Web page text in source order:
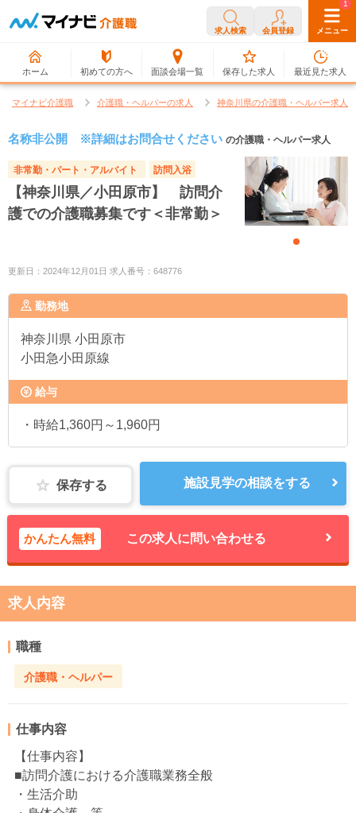
求人検索 会員登録 メニュー
ホーム 初めての方へ 面談会場一覧
0
保存した求人
1
最近見た求人
マイナビ介護職 介護職・ヘルパーの求人 神奈川県の介護職・ヘルパー求人
名称非公開 ※詳細はお問合せください の介護職・ヘルパー求人
非常勤・パート・アルバイト 訪問入浴
【神奈川県／小田原市】 訪問介
護での介護職募集です＜非常勤＞
更新日：2024年12月01日 求人番号：648776
勤務地
神奈川県 小田原市
小田急小田原線
給与
・時給1,360円～1,960円
保存する 施設見学の相談をする
かんたん無料 この求人に問い合わせる
求人内容
職種
介護職・ヘルパー
仕事内容
【仕事内容】
■訪問介護における介護職業務全般
・生活介助